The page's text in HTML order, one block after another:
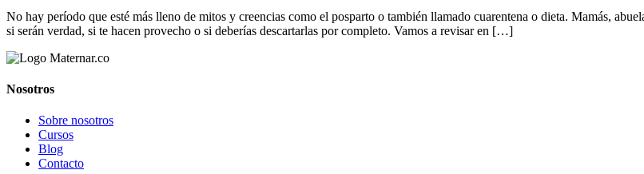
No hay período que esté más lleno de mitos y creencias como el posparto o también llamado cuarentena o dieta. Mamás,
si serán verdad, si te hacen provecho o si deberías descartarlas por completo. Vamos a revisar en […]
Nosotros
Sobre nosotros
Cursos
Blog
Contacto